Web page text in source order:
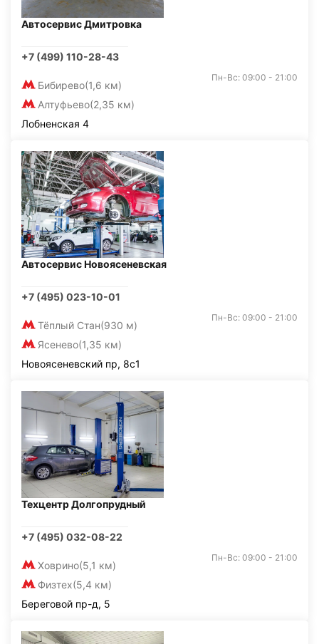
Автосервис Дмитровка
+7 (499) 110-28-43
Бибирево(1,6 км)
Алтуфьево(2,35 км)
Пн-Вс: 09:00 - 21:00
Лобненская 4
Автосервис Новоясеневская
+7 (495) 023-10-01
Тёплый Стан(930 м)
Ясенево(1,35 км)
Пн-Вс: 09:00 - 21:00
Новоясеневский пр, 8с1
Техцентр Долгопрудный
+7 (495) 032-08-22
Ховрино(5,1 км)
Физтех(5,4 км)
Пн-Вс: 09:00 - 21:00
Береговой пр-д, 5